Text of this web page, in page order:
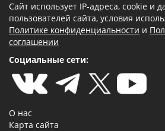
Сайт использует IP-адреса, cookie и
пользователей сайта, условия
Политике конфиденциальности и
соглашении
Социальные сети:
О нас
Карта сайта